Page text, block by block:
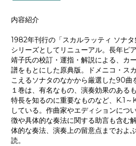
内容紹介
1982年刊行の「スカルラッティ ソナ
シリーズとしてリニューアル。長年ピ
靖子氏の校訂・運指・解説による、カ
譜をもとにした原典版。ドメニコ・ス
こえるソナタのなかから厳選した90曲
１巻は、有名なもの、演奏効果のある
特長を知るのに重要なものなど、K.1
している。作曲家やエディションにつ
徴や具体的な奏法に関する助言も含む
体的な奏法、演奏上の留意点までおよ
読。